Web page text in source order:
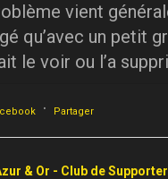
vient
qu’avec un petit
le voir ou l’a
· Partager
& Or - Club de